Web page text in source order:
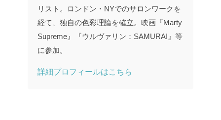
リスト。ロンドン・NYでのサロンワークを
経て、独自の色彩理論を確立。映画『Marty
Supreme』『ウルヴァリン：SAMURAI』等
に参加。
詳細プロフィールはこちら